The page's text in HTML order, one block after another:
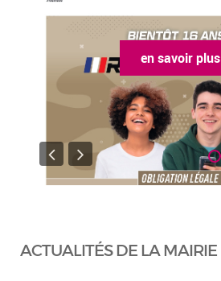
en savoir plus
ACTUALITÉS DE LA MAIRIE